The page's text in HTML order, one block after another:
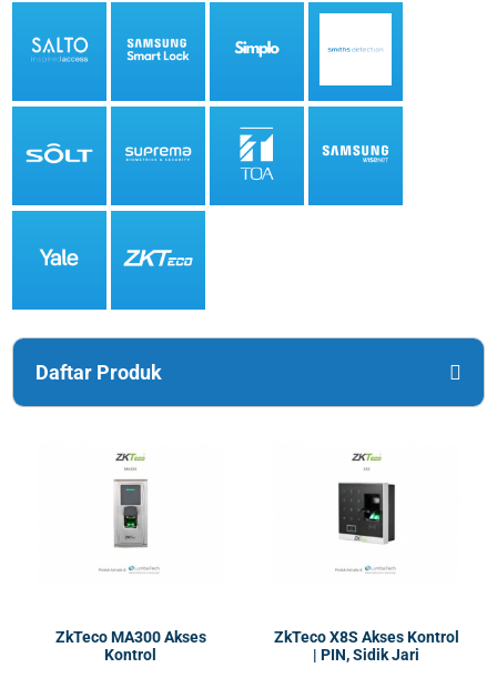
Daftar Produk
ZkTeco MA300 Akses
Kontrol
ZkTeco X8S Akses Kontrol
| PIN, Sidik Jari